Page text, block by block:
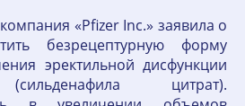
«Pfizer Inc.» заявила о
безрецептурную форму
эректильной дисфункции
цитрат).